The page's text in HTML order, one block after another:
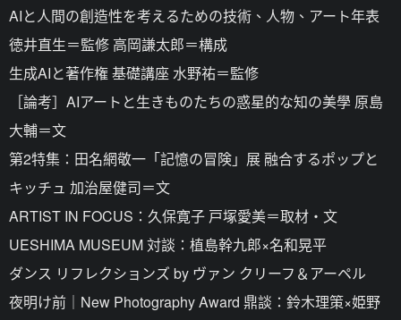
AIと人間の創造性を考えるための技術、人物、アート年表
徳井直生＝監修 高岡謙太郎＝構成
生成AIと著作権 基礎講座 水野祐＝監修
［論考］AIアートと生きものたちの惑星的な知の美學 原島
大輔＝文
第2特集：田名網敬一「記憶の冒険」展 融合するポップと
キッチュ 加治屋健司＝文
ARTIST IN FOCUS：久保寛子 戸塚愛美＝取材・文
UESHIMA MUSEUM 対談：植島幹九郎×名和晃平
ダンス リフレクションズ by ヴァン クリーフ＆アーペル
夜明け前｜New Photography Award 鼎談：鈴木理策×姫野